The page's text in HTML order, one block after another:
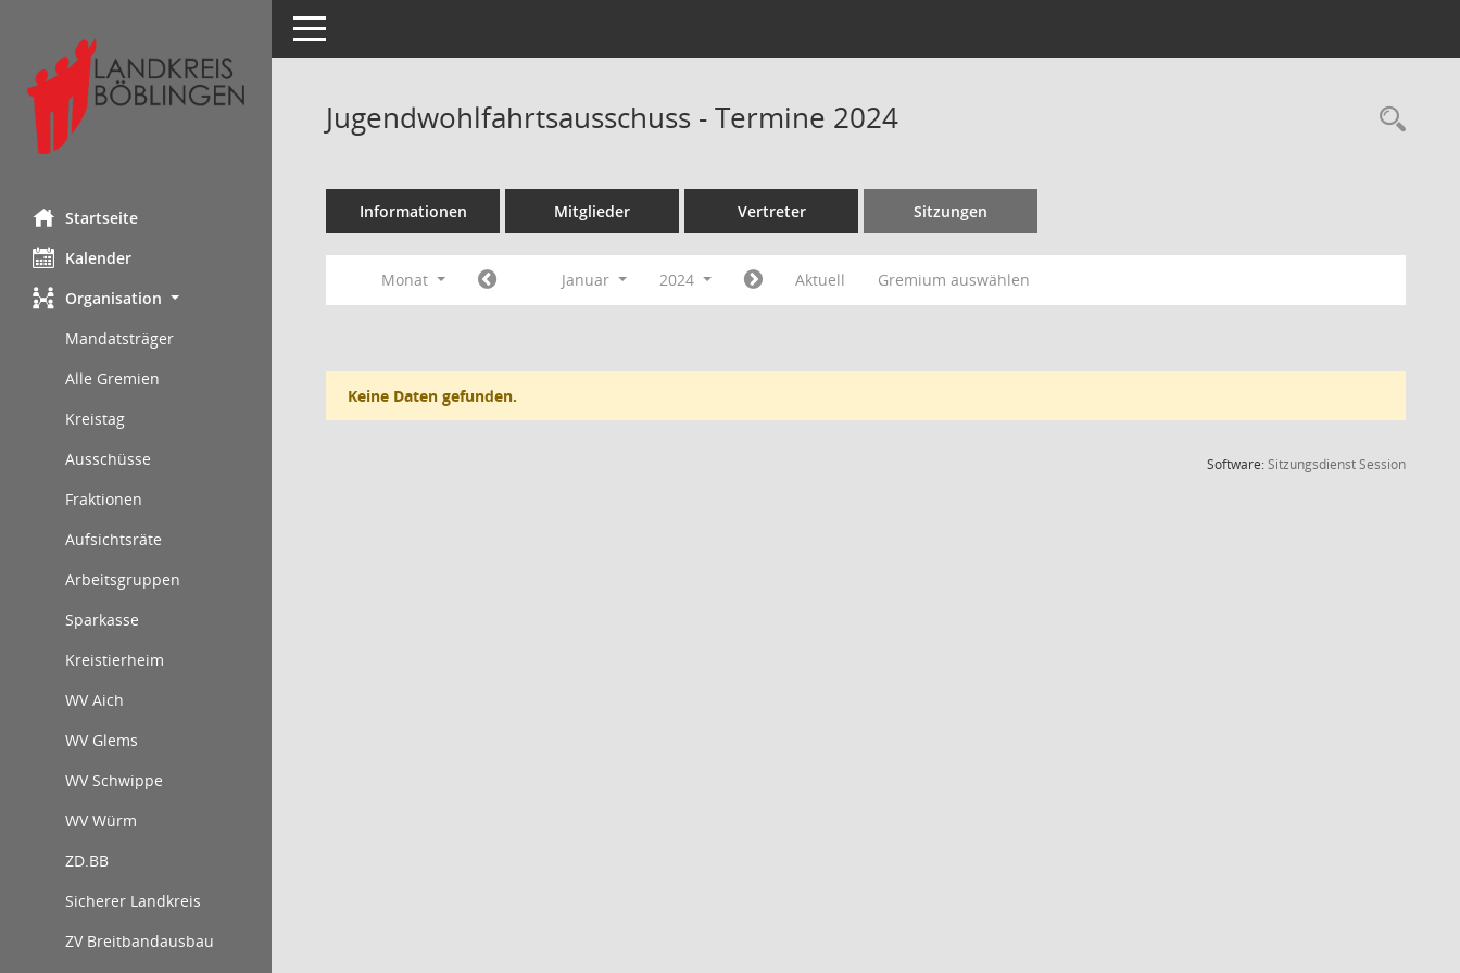
Startseite
Kalender
Organisation
Mandatsträger
Alle Gremien
Kreistag
Ausschüsse
Fraktionen
Aufsichtsräte
Arbeitsgruppen
Sparkasse
Kreistierheim
WV Aich
WV Glems
WV Schwippe
WV Würm
ZD.BB
Sicherer Landkreis
ZV Breitbandausbau
Toggle navigation
Jugendwohlfahrtsausschuss - Termine 2024
Informationen Mitglieder Vertreter Sitzungen
Monat Januar 2024 Aktuell Gremium auswählen
Keine Daten gefunden.
Software:SitzungsdienstSession(Wird in